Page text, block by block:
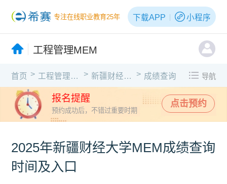
专注在线职业教育25年 下载APP 小程序
工程管理MEM
首页 > 工程管理MEM > 新疆财经大学 > 成绩查询 导航
报名提醒
预约成功后，不错过重要时期
点击预约
2025年新疆财经大学MEM成绩查询
时间及入口